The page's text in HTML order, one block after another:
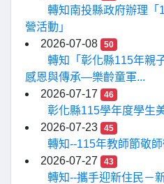
轉知南投縣政府辦理「
營活動」
2026-07-08
50
轉知「彰化縣115年親
感恩與傳承—樂齡童軍...
2026-07-17
46
彰化縣115學年度學生
2026-07-23
45
轉知--115年教師節敬
2026-07-27
43
轉知--攜手迎新住民－